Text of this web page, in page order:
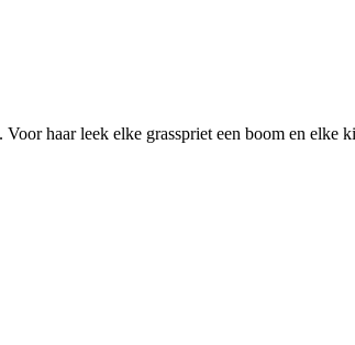
haar leek elke grasspriet een boom en